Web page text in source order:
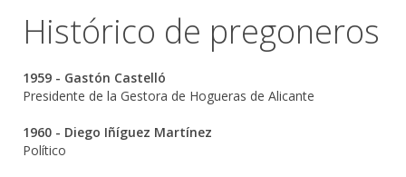
Histórico de pregoneros
1959 - Gastón Castelló
Presidente de la Gestora de Hogueras de Alicante
1960 - Diego Iñíguez Martínez
Político